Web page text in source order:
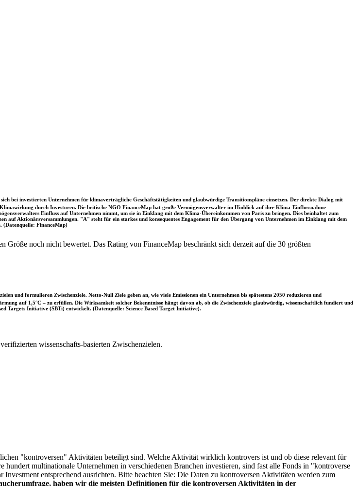
bei investierten Unternehmen für klimaverträgliche Geschäftstätigkeiten und glaubwürdige Transitionspläne einsetzen. Der direkte Dialog mit
durch Investoren. Die britische NGO FinanceMap hat große Vermögensverwalter im Hinblick auf ihre Klima-Einflussnahme
Einfluss auf Unternehmen nimmt, um sie in Einklang mit dem Klima-Übereinkommen von Paris zu bringen. Dies beinhaltet zum
auf Aktionärsversammlungen. "A" steht für ein starkes und konsequentes Engagement für den Übergang von Unternehmen im Einklang mit dem
(Datenquelle: FinanceMap)
noch nicht bewertet. Das Rating von FinanceMap beschränkt sich derzeit auf die 30 größten
und formulieren Zwischenziele. Netto-Null Ziele geben an, wie viele Emissionen ein Unternehmen bis spätestens 2050 reduzieren und
auf 1,5°C – zu erfüllen. Die Wirksamkeit solcher Bekenntnisse hängt davon ab, ob die Zwischenziele glaubwürdig, wissenschaftlich fundiert und
Targets Initiative (SBTi) entwickelt. (Datenquelle: Science Based Target Initiative).
wissenschafts-basierten Zwischenzielen.
"kontroversen" Aktivitäten beteiligt sind. Welche Aktivität wirklich kontrovers ist und ob diese relevant für
multinationale Unternehmen in verschiedenen Branchen investieren, sind fast alle Fonds in "kontroverse
entsprechend ausrichten. Bitte beachten Sie: Die Daten zu kontroversen Aktivitäten werden zum
haben wir die meisten Definitionen für die kontroversen Aktivitäten in der